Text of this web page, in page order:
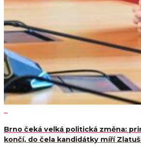
Brno čeká velká politická změna:
končí, do čela kandidátky míří